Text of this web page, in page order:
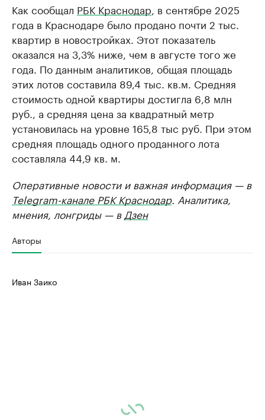
Как сообщал РБК Краснодар , в сентябре 2025
года в Краснодаре было продано почти 2 тыс.
квартир в новостройках. Этот показатель
оказался на 3,3% ниже, чем в августе того же
года. По данным аналитиков, общая площадь
этих лотов составила 89,4 тыс. кв.м. Средняя
стоимость одной квартиры достигла 6,8 млн
руб., а средняя цена за квадратный метр
установилась на уровне 165,8 тыс руб. При этом
средняя площадь одного проданного лота
составляла 44,9 кв. м.
Оперативные новости и важная информация — в
Telegram-канале РБК Краснодар. Аналитика,
мнения, лонгриды — в Дзен
Авторы
Иван Заико